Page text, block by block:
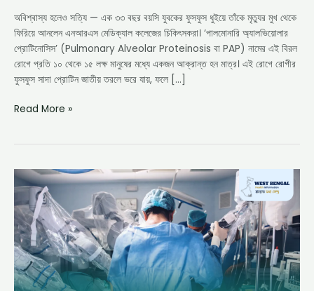
অবিশ্বাস্য হলেও সত্যি — এক ৩৩ বছর বয়সি যুবকের ফুসফুস ধুইয়ে তাঁকে মৃত্যুর মুখ থেকে
ফিরিয়ে আনলেন এনআরএস মেডিক্যাল কলেজের চিকিৎসকরা। ‘পালমোনারি অ্যালভিয়োলার
প্রোটিনোসিস’ (Pulmonary Alveolar Proteinosis বা PAP) নামের এই বিরল
রোগে প্রতি ১০ থেকে ১৫ লক্ষ মানুষের মধ্যে একজন আক্রান্ত হন মাত্র। এই রোগে রোগীর
ফুসফুস সাদা প্রোটিন জাতীয় তরলে ভরে যায়, ফলে […]
Read More »
Narayana
Superspeciality
Hospital
Howrah
Achieves
1000
Successful
Robotic